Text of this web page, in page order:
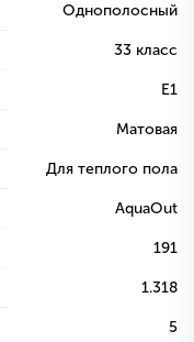
Однополосный
33 класс
E1
Матовая
Для теплого пола
AquaOut
191
1.318
5